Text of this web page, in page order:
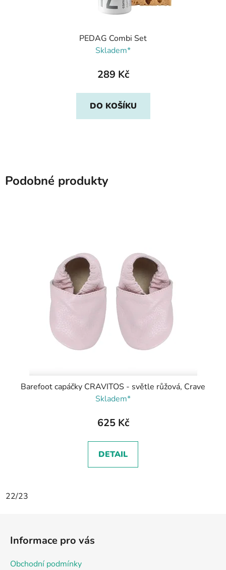
PEDAG Combi Set
Skladem*
289 Kč
DO KOŠÍKU
Podobné produkty
Barefoot capáčky CRAVITOS - světle růžová, Crave
Skladem*
625 Kč
DETAIL
22/23
Informace pro vás
Obchodní podmínky